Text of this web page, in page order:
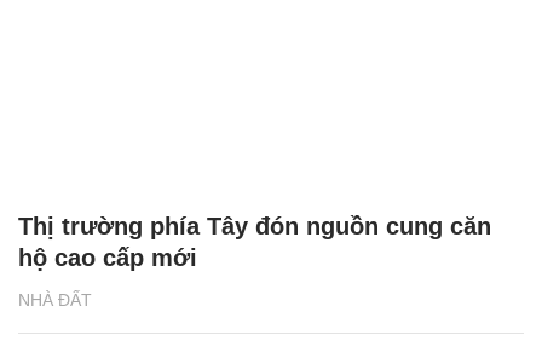
NHÀ ĐẤT
Thị trường phía Tây đón nguồn cung căn
hộ cao cấp mới